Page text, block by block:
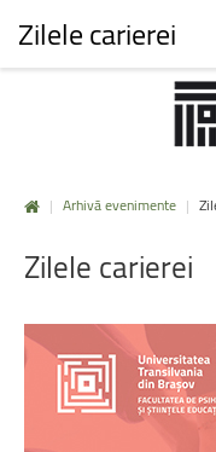
| Arhivă evenimente |
Zilele carierei
Zilele carierei